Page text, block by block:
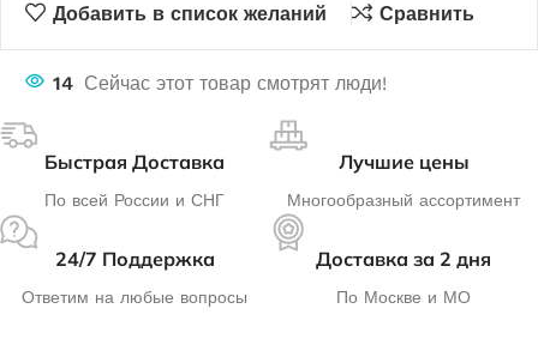
Добавить в список желаний Сравнить
14 Сейчас этот товар смотрят люди!
Быстрая Доставка
По всей России и СНГ
Лучшие цены
Многообразный ассортимент
24/7 Поддержка
Ответим на любые вопросы
Доставка за 2 дня
По Москве и МО